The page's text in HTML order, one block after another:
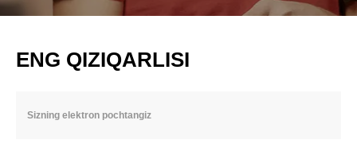
ENG QIZIQARLISI